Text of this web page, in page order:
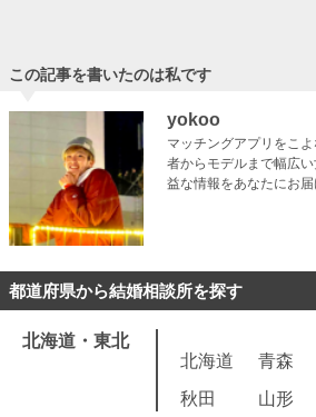
この記事を書いたのは私です
yokoo
マッチングアプリをこ
者からモデルまで幅広
益な情報をあなたにお届
都道府県から結婚相談所を探す
北海道・東北
北海道
青森
秋田
山形